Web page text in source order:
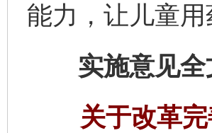
能力，让儿童
实施意见全
关于改革